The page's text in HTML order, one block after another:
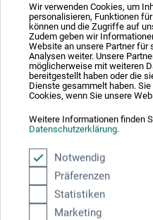
Wir verwenden Cookies, um
personalisieren, Funktionen
können und die Zugriffe auf
Zudem geben wir
Website an unsere Partner für
Analysen weiter. Unsere
möglicherweise mit weiteren
bereitgestellt haben oder die
Dienste gesammelt haben.
Cookies, wenn Sie unsere
Weitere Informationen finden
Datenschutzerklärung.
Notwendig
Präferenzen
Statistiken
Marketing
Ausgezeichnet sicher
Nachhaltig einkaufen